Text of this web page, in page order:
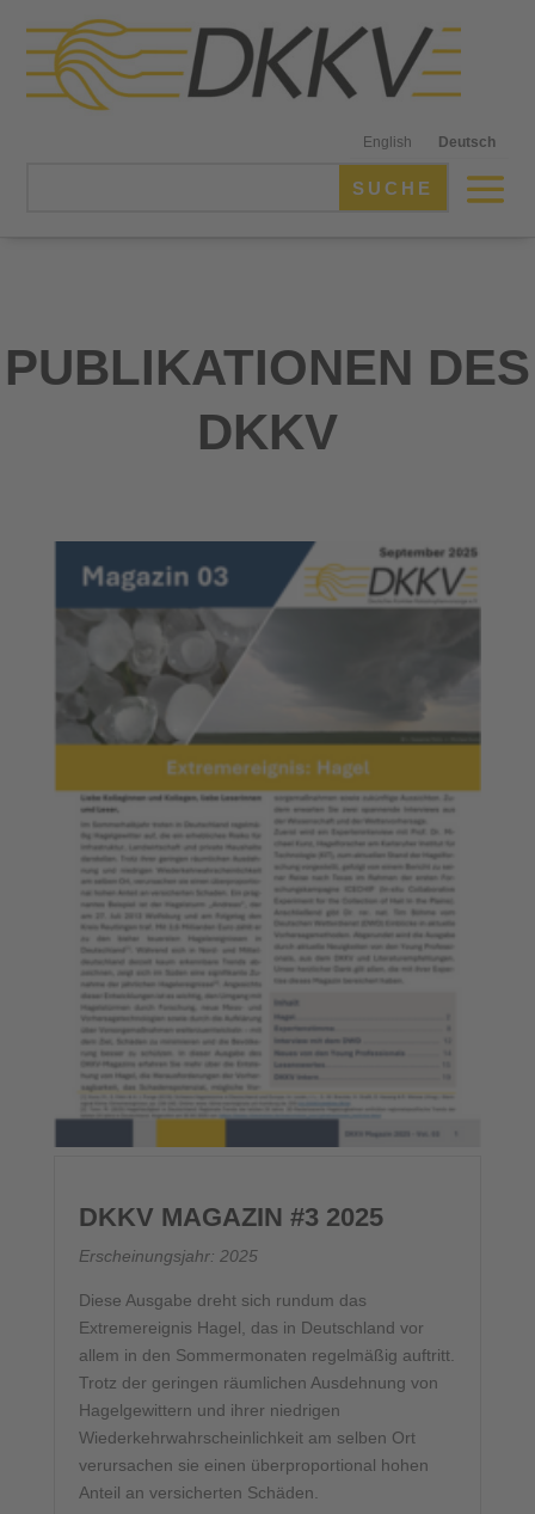
English Deutsch
PUBLIKATIONEN DES
DKKV
DKKV MAGAZIN #3 2025
Erscheinungsjahr: 2025
Diese Ausgabe dreht sich rundum das
Extremereignis Hagel, das in Deutschland vor
allem in den Sommermonaten regelmäßig auftritt.
Trotz der geringen räumlichen Ausdehnung von
Hagelgewittern und ihrer niedrigen
Wiederkehrwahrscheinlichkeit am selben Ort
verursachen sie einen überproportional hohen
Anteil an versicherten Schäden.